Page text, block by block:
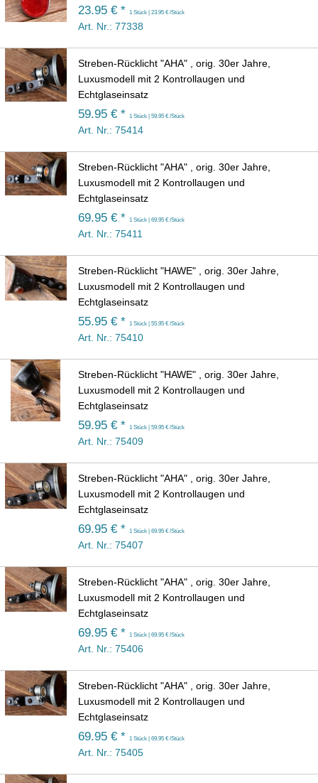
23.95 € * 1 Stück | 23.95 € /Stück
Art. Nr.: 77338
Streben-Rücklicht "AHA" , orig. 30er Jahre,
Luxusmodell mit 2 Kontrollaugen und
Echtglaseinsatz
59.95 € * 1 Stück | 59.95 € /Stück
Art. Nr.: 75414
Streben-Rücklicht "AHA" , orig. 30er Jahre,
Luxusmodell mit 2 Kontrollaugen und
Echtglaseinsatz
69.95 € * 1 Stück | 69.95 € /Stück
Art. Nr.: 75411
Streben-Rücklicht "HAWE" , orig. 30er Jahre,
Luxusmodell mit 2 Kontrollaugen und
Echtglaseinsatz
55.95 € * 1 Stück | 55.95 € /Stück
Art. Nr.: 75410
Streben-Rücklicht "HAWE" , orig. 30er Jahre,
Luxusmodell mit 2 Kontrollaugen und
Echtglaseinsatz
59.95 € * 1 Stück | 59.95 € /Stück
Art. Nr.: 75409
Streben-Rücklicht "AHA" , orig. 30er Jahre,
Luxusmodell mit 2 Kontrollaugen und
Echtglaseinsatz
69.95 € * 1 Stück | 69.95 € /Stück
Art. Nr.: 75407
Streben-Rücklicht "AHA" , orig. 30er Jahre,
Luxusmodell mit 2 Kontrollaugen und
Echtglaseinsatz
69.95 € * 1 Stück | 69.95 € /Stück
Art. Nr.: 75406
Streben-Rücklicht "AHA" , orig. 30er Jahre,
Luxusmodell mit 2 Kontrollaugen und
Echtglaseinsatz
69.95 € * 1 Stück | 69.95 € /Stück
Art. Nr.: 75405